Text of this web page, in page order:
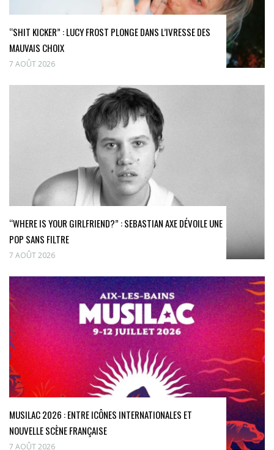
“SHIT KICKER” : LUCY FROST PLONGE DANS L’IVRESSE DES
MAUVAIS CHOIX
7 AOÛT 2026
“WHERE IS YOUR GIRLFRIEND?” : SEBASTIAN AXE DÉVOILE UNE
POP SANS FILTRE
7 AOÛT 2026
MUSILAC 2026 : ENTRE ICÔNES INTERNATIONALES ET
NOUVELLE SCÈNE FRANÇAISE
7 AOÛT 2026